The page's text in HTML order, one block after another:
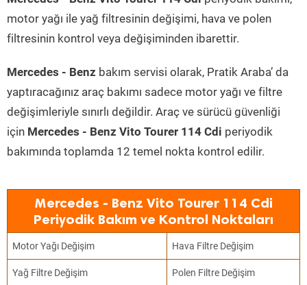
motor yağı ile yağ filtresinin değişimi, hava ve polen
filtresinin kontrol veya değişiminden ibarettir.
Mercedes - Benz bakım servisi olarak, Pratik Araba’ da
yaptıracağınız araç bakımı sadece motor yağı ve filtre
değişimleriyle sınırlı değildir. Araç ve sürücü güvenliği
için Mercedes - Benz Vito Tourer 114 Cdi periyodik
bakımında toplamda 12 temel nokta kontrol edilir.
Mercedes - Benz Vito Tourer 114 Cdi
Periyodik Bakım ve Kontrol Noktaları
Motor Yağı Değişim Hava Filtre Değişim
Yağ Filtre Değişim Polen Filtre Değişim